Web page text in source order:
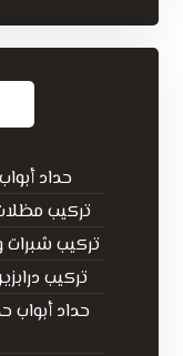
حداد أبواب
تركيب مظلات
تركيب شبرات
تركيب درابزين